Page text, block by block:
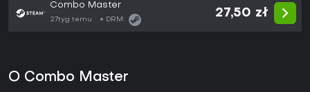
Combo Master
27tyg temu DRM:
27,50 zł
O Combo Master